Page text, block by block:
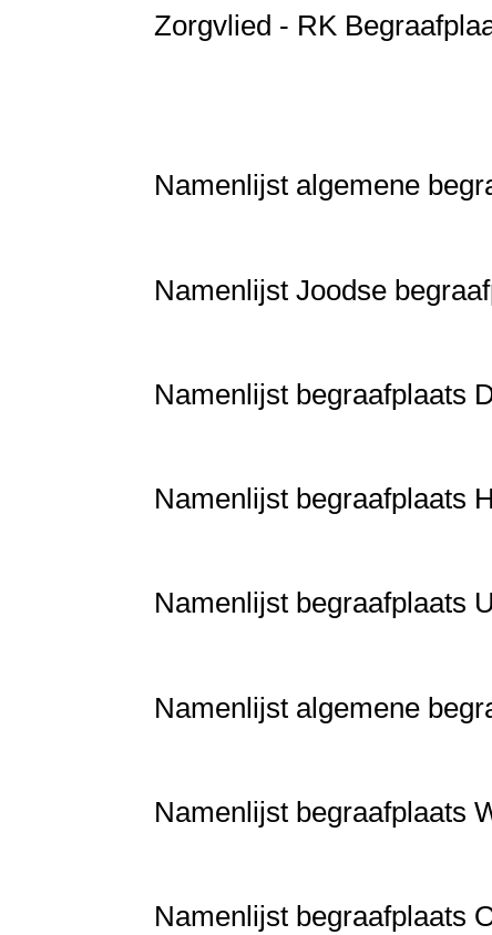
Zorgvlied - RK
Namenlijst algemene
Namenlijst Joodse
Namenlijst begraafplaats
Namenlijst begraafplaats
Namenlijst begraafplaats
Namenlijst algemene
Namenlijst begraafplaats
Namenlijst begraafplaats